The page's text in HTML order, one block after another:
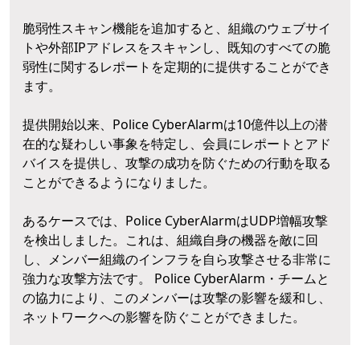
脆弱性スキャン機能を追加すると、組織のウェブサイ
トや外部IPアドレスをスキャンし、既知のすべての脆
弱性に関するレポートを定期的に提供することができ
ます。
提供開始以来、Police CyberAlarmは10億件以上の潜
在的な疑わしい事象を特定し、会員にレポートとアド
バイスを提供し、攻撃の成功を防ぐための行動を取る
ことができるようになりました。
あるケースでは、Police CyberAlarmはUDP増幅攻撃
を検出しました。これは、組織自身の機器を敵に回
し、メンバー組織のインフラを自ら攻撃させる非常に
強力な攻撃方法です。 Police CyberAlarm・チームと
の協力により、このメンバーは攻撃の影響を緩和し、
ネットワークへの影響を防ぐことができました。